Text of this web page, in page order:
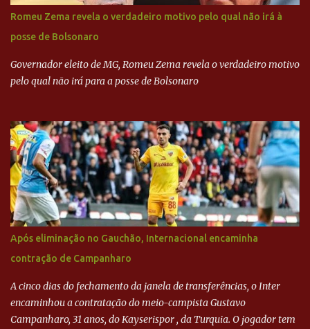
diretamente com o paulista. Depoimentos mostram como o
dinheiro da Odebrecht bancou a campanha de Serra em 2010 Leia
mais... A Lava Jato chega ao PSDB | VEJA.com
Romeu Zema revela o verdadeiro motivo pelo qual não irá à
posse de Bolsonaro
Governador eleito de MG, Romeu Zema revela o verdadeiro motivo
pelo qual não irá para a posse de Bolsonaro
Após eliminação no Gauchão, Internacional encaminha
contração de Campanharo
A cinco dias do fechamento da janela de transferências, o Inter
encaminhou a contratação do meio-campista Gustavo
Campanharo, 31 anos, do Kayserispor , da Turquia. O jogador tem